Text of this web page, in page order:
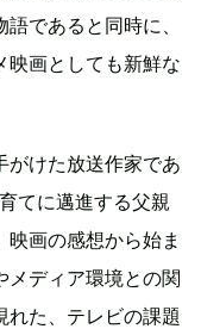
であると同時に、
映画としても新鮮な
がけた放送作家であ
てに邁進する父親
画の感想から始ま
メディア環境との関
れた、テレビの課題